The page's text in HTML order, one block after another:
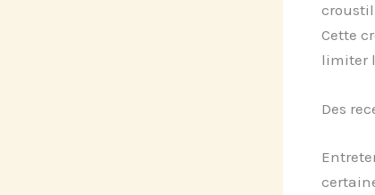
Cette
limiter
Des